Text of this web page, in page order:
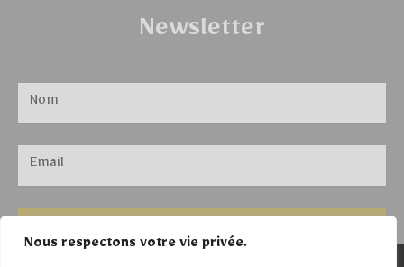
Nous respectons votre vie privée.
Newsletter